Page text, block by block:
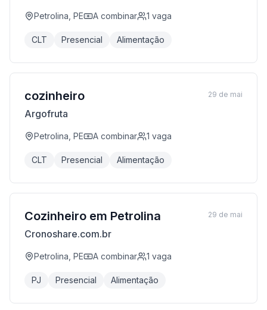
Petrolina, PE A combinar 1 vaga
CLT Presencial Alimentação
cozinheiro
Argofruta
Petrolina, PE A combinar 1 vaga
CLT Presencial Alimentação
29 de mai
Cozinheiro em Petrolina
Cronoshare.com.br
Petrolina, PE A combinar 1 vaga
PJ Presencial Alimentação
29 de mai